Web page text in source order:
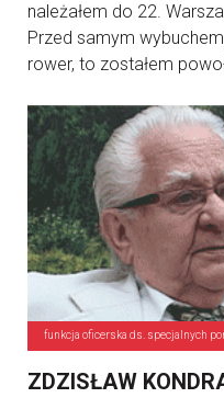
należałem do 22.
Przed samym
rower, to zostałem
funkcja oficerska ds. specjalnych
ZDZISŁAW